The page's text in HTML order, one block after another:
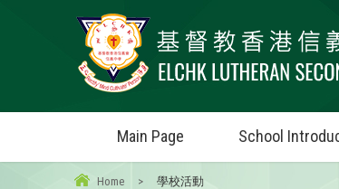
Main Page School
Home > 學校活動